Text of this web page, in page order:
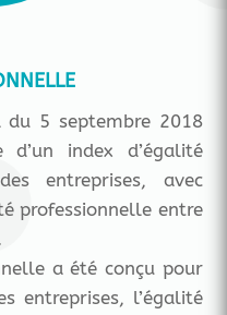
du 5 septembre 2018
index d’égalité
entreprises, avec
professionnelle entre
a été conçu pour
entreprises, l’égalité